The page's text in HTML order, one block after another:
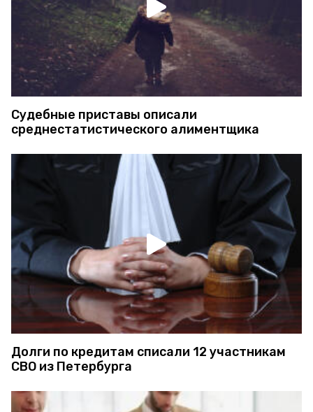
Судебные приставы описали
среднестатистического алиментщика
Долги по кредитам списали 12 участникам
СВО из Петербурга